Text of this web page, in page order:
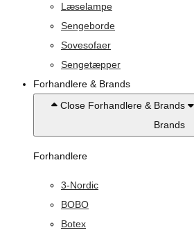
Læselampe
Sengeborde
Sovesofaer
Sengetæpper
Forhandlere & Brands
Close Forhandlere & Brands
Brands
Forhandlere
3-Nordic
BOBO
Botex